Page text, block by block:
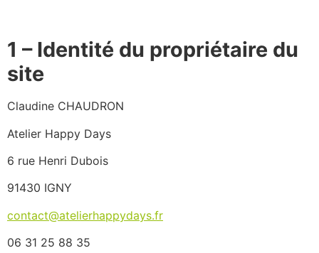
1 – Identité du propriétaire du
site
Claudine CHAUDRON
Atelier Happy Days
6 rue Henri Dubois
91430 IGNY
contact@atelierhappydays.fr
06 31 25 88 35